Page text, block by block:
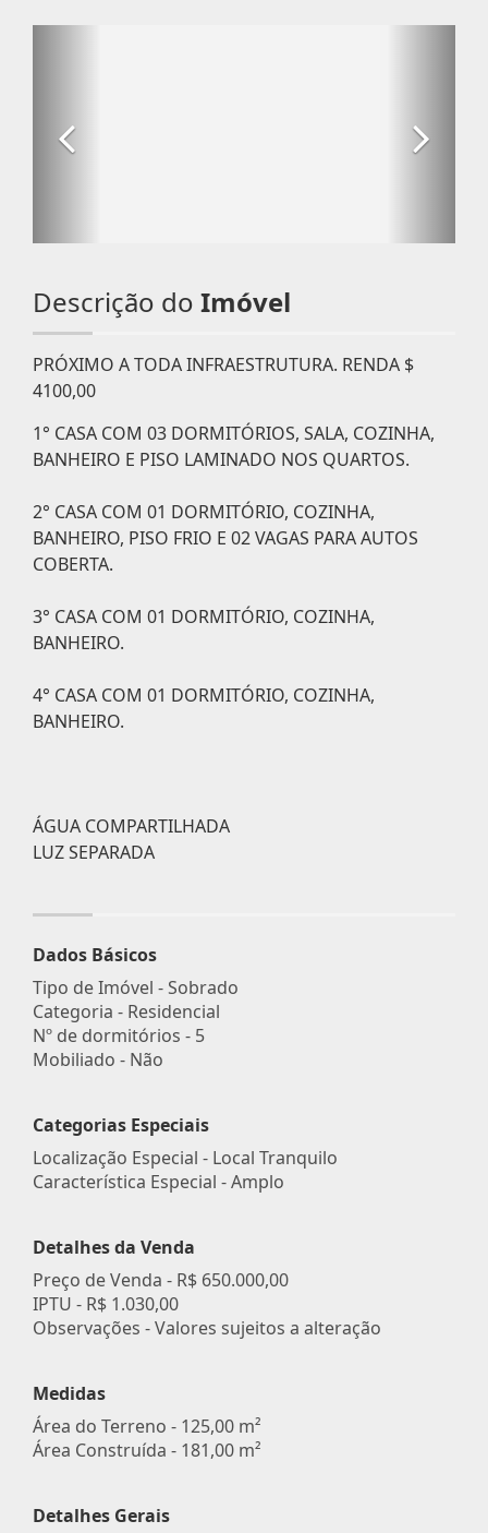
Descrição do Imóvel
PRÓXIMO A TODA INFRAESTRUTURA. RENDA $
4100,00
1° CASA COM 03 DORMITÓRIOS, SALA, COZINHA,
BANHEIRO E PISO LAMINADO NOS QUARTOS.
2° CASA COM 01 DORMITÓRIO, COZINHA,
BANHEIRO, PISO FRIO E 02 VAGAS PARA AUTOS
COBERTA.
3° CASA COM 01 DORMITÓRIO, COZINHA,
BANHEIRO.
4° CASA COM 01 DORMITÓRIO, COZINHA,
BANHEIRO.
ÁGUA COMPARTILHADA
LUZ SEPARADA
Dados Básicos
Tipo de Imóvel - Sobrado
Categoria - Residencial
Nº de dormitórios - 5
Mobiliado - Não
Categorias Especiais
Localização Especial - Local Tranquilo
Característica Especial - Amplo
Detalhes da Venda
Preço de Venda - R$ 650.000,00
IPTU - R$ 1.030,00
Observações - Valores sujeitos a alteração
Medidas
Área do Terreno - 125,00 m²
Área Construída - 181,00 m²
Detalhes Gerais